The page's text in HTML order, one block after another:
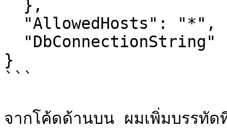
}
```
จากโค้ดด้านบน ผมเพิ่มบรรทั